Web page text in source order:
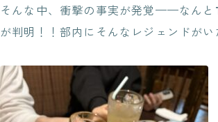
そんな中、衝撃の事実が発覚——なんと
が判明！！部内にそんなレジェンドが